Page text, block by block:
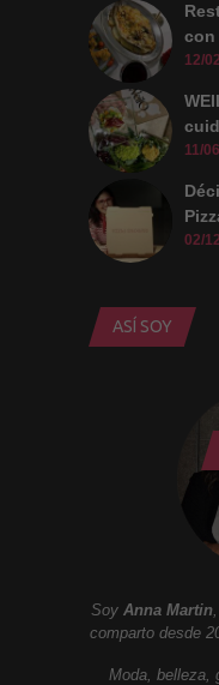
con
12/
11/
02/
ASÍ SOY
Soy Anna Martin
comparto desde
Moda, belleza,